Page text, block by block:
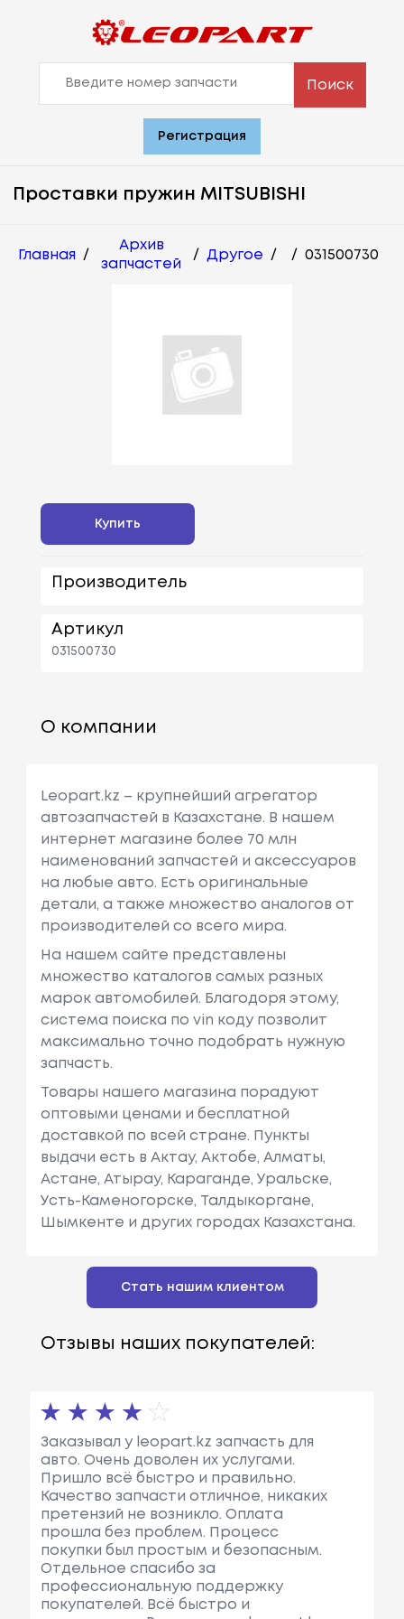
Поиск
Регистрация
Проставки пружин MITSUBISHI
Главная /
Архив
запчастей
/ Другое / / 031500730
Купить
Производитель
Артикул
031500730
О компании
Leopart.kz – крупнейший агрегатор
автозапчастей в Казахстане. В нашем
интернет магазине более 70 млн
наименований запчастей и аксессуаров
на любые авто. Есть оригинальные
детали, а также множество аналогов от
производителей со всего мира.
На нашем сайте представлены
множество каталогов самых разных
марок автомобилей. Благодоря этому,
система поиска по vin коду позволит
максимально точно подобрать нужную
запчасть.
Товары нашего магазина порадуют
оптовыми ценами и бесплатной
доставкой по всей стране. Пункты
выдачи есть в Актау, Актобе, Алматы,
Астане, Атырау, Караганде, Уральске,
Усть-Каменогорске, Талдыкоргане,
Шымкенте и других городах Казахстана.
Стать нашим клиентом
Отзывы наших покупателей:
Заказывал у leopart.kz запчасть для
авто. Очень доволен их услугами.
Пришло всё быстро и правильно.
Качество запчасти отличное, никаких
претензий не возникло. Оплата
прошла без проблем. Процесс
покупки был простым и безопасным.
Отдельное спасибо за
профессиональную поддержку
покупателей. Всё быстро и